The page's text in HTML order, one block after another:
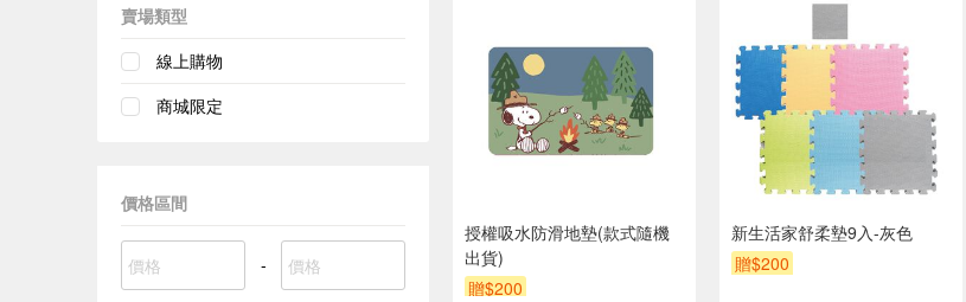
賣場類型
線上購物
商城限定
價格區間
-
授權吸水防滑地墊(款式隨機
出貨)
贈$200
新生活家舒柔墊9入-灰色
贈$200